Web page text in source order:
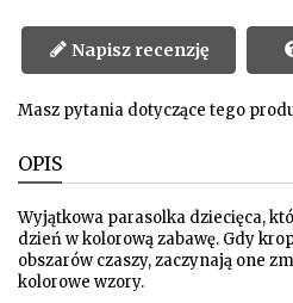
Napisz recenzję
Masz pytania dotyczące tego
OPIS
Wyjątkowa parasolka dziecięca,
dzień w kolorową zabawę. Gdy
obszarów czaszy, zaczynają one
kolorowe wzory.